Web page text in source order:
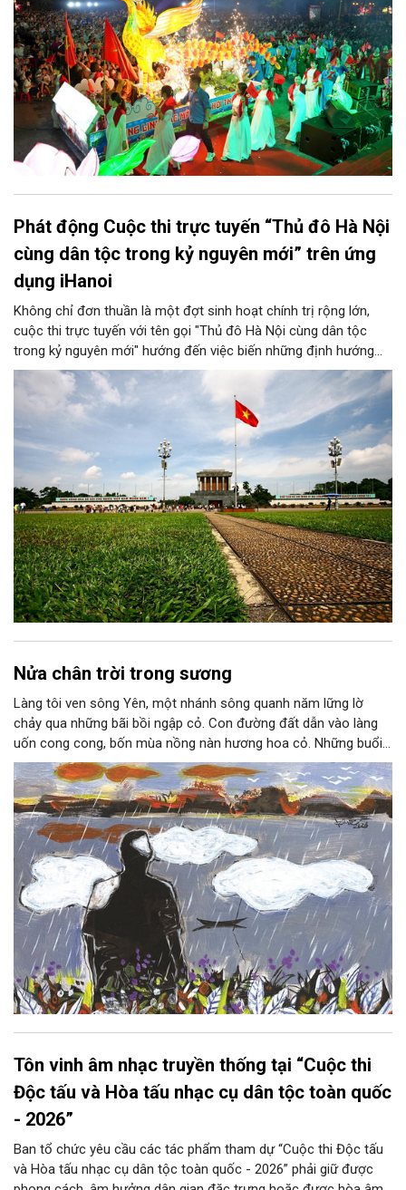
Phát động Cuộc thi trực tuyến “Thủ đô Hà Nội
cùng dân tộc trong kỷ nguyên mới” trên ứng
dụng iHanoi
Không chỉ đơn thuần là một đợt sinh hoạt chính trị rộng lớn,
cuộc thi trực tuyến với tên gọi "Thủ đô Hà Nội cùng dân tộc
trong kỷ nguyên mới" hướng đến việc biến những định hướng
chiến lược trong Nghị quyết số 02-NQ/TW của Bộ Chính trị
thành niềm tin, thành nhận thức chung của mỗi người dân.
Nửa chân trời trong sương
Làng tôi ven sông Yên, một nhánh sông quanh năm lững lờ
chảy qua những bãi bồi ngập cỏ. Con đường đất dẫn vào làng
uốn cong cong, bốn mùa nồng nàn hương hoa cỏ. Những buổi
hoàng hôn, khi nắng đã dịu xuống phía cuối sông, đám hoa tím
lại thẫm màu như có ai vừa rắc lên một lớp khói.
Tôn vinh âm nhạc truyền thống tại “Cuộc thi
Độc tấu và Hòa tấu nhạc cụ dân tộc toàn quốc
- 2026”
Ban tổ chức yêu cầu các tác phẩm tham dự “Cuộc thi Độc tấu
và Hòa tấu nhạc cụ dân tộc toàn quốc - 2026” phải giữ được